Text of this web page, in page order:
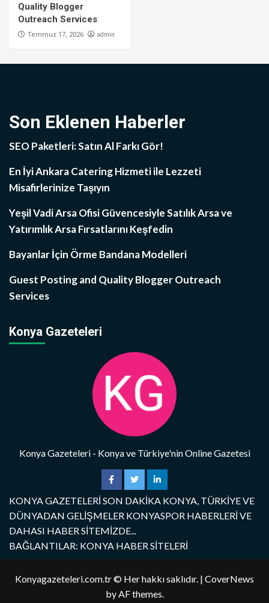
Quality Blogger
Outreach Services
Temmuz 17, 2026 admin
Son Eklenen Haberler
SEO Paketleri: Satın Al Farkı Gör!
En İyi Ankara Catering Hizmeti ile Lezzeti
Misafirlerinize Taşıyın
Yeşil Vadi Arsa Ofisi Güvencesiyle Satılık Arsa ve
Yatırımlık Arsa Fırsatlarını Keşfedin
Bayanlar İçin Örme Bandana Modelleri
Guest Posting and Quality Blogger Outreach
Services
Konya Gazeteleri
Konya Gazeteleri - Konya ve Türkiye'nin Online Gazetesi
KONYA GAZETELERİ SON DAKİKA KONYA, TÜRKİYE VE
DÜNYADAN GELİŞMELER KONYASPOR HABERLERİ VE
DAHASI HABER SİTEMİZDE...
BAĞLANTILAR: KONYA HABER SİTELERİ
Konyagazeteleri.com.tr © Her hakkı saklıdır. | CoverNews
by AF themes.